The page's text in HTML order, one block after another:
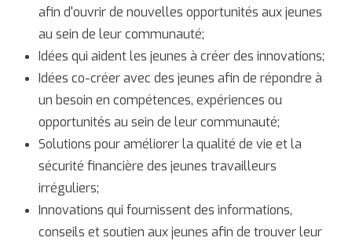
afin d'ouvrir de nouvelles opportunités aux jeunes
au sein de leur communauté;
Idées qui aident les jeunes à créer des innovations;
Idées co-créer avec des jeunes afin de répondre à
un besoin en compétences, expériences ou
opportunités au sein de leur communauté;
Solutions pour améliorer la qualité de vie et la
sécurité financière des jeunes travailleurs
irréguliers;
Innovations qui fournissent des informations,
conseils et soutien aux jeunes afin de trouver leur